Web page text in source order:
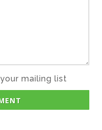
mailing list